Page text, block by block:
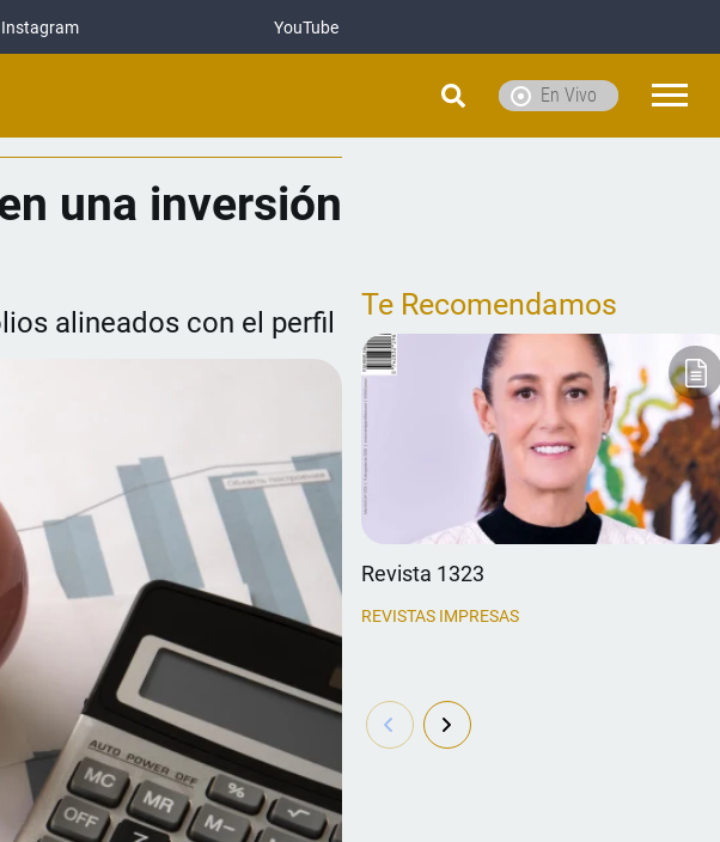
Instagram YouTube
En Vivo
una inversión
alineados con el perfil
Te Recomendamos
Revista 1323
REVISTAS IMPRESAS